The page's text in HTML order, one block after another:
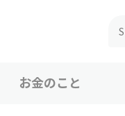
お金のこと